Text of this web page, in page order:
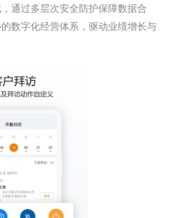
通过多层次安全防护保障数据合
数字化经营体系，驱动业绩增长与